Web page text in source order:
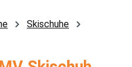
Skischuhe